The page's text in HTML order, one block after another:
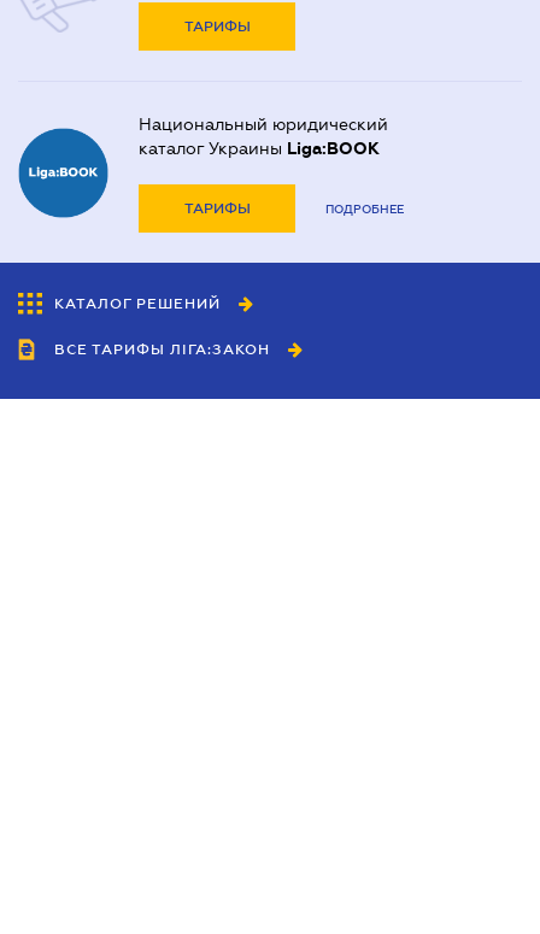
ТАРИФЫ
Национальный юридический
каталог Украины Liga:BOOK
ТАРИФЫ ПОДРОБНЕЕ
КАТАЛОГ РЕШЕНИЙ
ВСЕ ТАРИФЫ ЛІГА:ЗАКОН